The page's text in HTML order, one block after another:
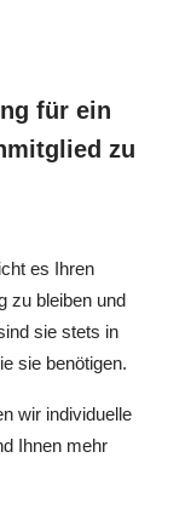
für ein
zu
es Ihren
zu bleiben und
sie stets in
sie benötigen.
wir individuelle
Ihnen mehr